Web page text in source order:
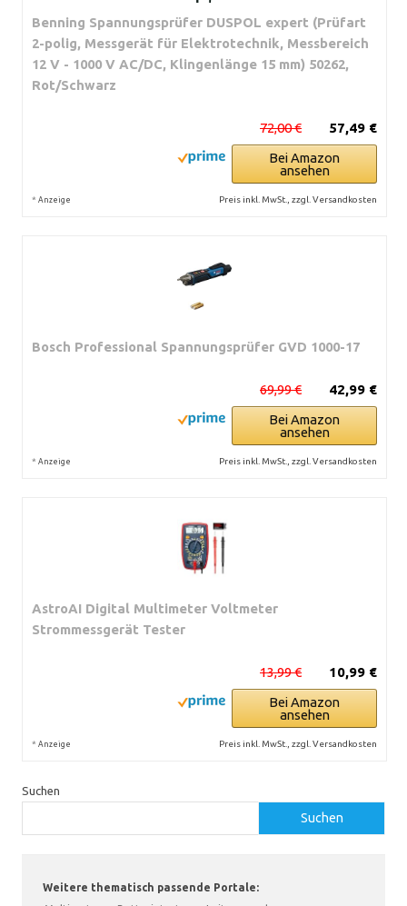
Benning Spannungsprüfer DUSPOL expert (Prüfart
2-polig, Messgerät für Elektrotechnik, Messbereich
12 V - 1000 V AC/DC, Klingenlänge 15 mm) 50262,
Rot/Schwarz
57,49 €
72,00 €
Bei Amazon
ansehen
* Anzeige Preis inkl. MwSt., zzgl. Versandkosten
Bosch Professional Spannungsprüfer GVD 1000-17
42,99 €
69,99 €
Bei Amazon
ansehen
* Anzeige Preis inkl. MwSt., zzgl. Versandkosten
AstroAI Digital Multimeter Voltmeter
Strommessgerät Tester
10,99 €
13,99 €
Bei Amazon
ansehen
* Anzeige Preis inkl. MwSt., zzgl. Versandkosten
Suchen
Suchen
Weitere thematisch passende Portale: